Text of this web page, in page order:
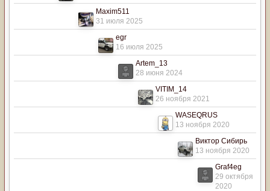
Maxim511
31 июля 2025
egr
16 июля 2025
Artem_13
28 июня 2024
VITIM_14
26 ноября 2021
WASEQRUS
13 ноября 2020
Виктор Сибирь
13 ноября 2020
Graf4eg
29 октября
2020